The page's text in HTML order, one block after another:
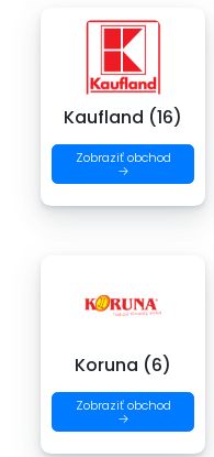
Kaufland (16)
Zobraziť obchod
→
Koruna (6)
Zobraziť obchod
→